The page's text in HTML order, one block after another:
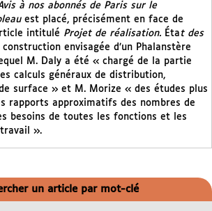
à nos abonnés de Paris sur le
est placé, précisément en face de
intitulé Projet de réalisation. Éta t des
envisagée d’un Phalanstère
M. Daly a été « chargé de la partie
calculs généraux de distribution,
surface » et M. Morize « des études plus
rapports approximatifs des nombres de
besoins de toutes les fonctions et les
».
un article par mot-clé